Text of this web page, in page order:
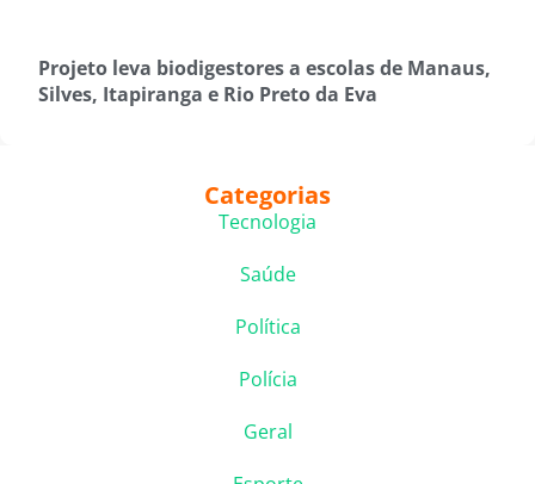
Projeto leva biodigestores a escolas de Manaus,
Silves, Itapiranga e Rio Preto da Eva
Categorias
Tecnologia
Saúde
Política
Polícia
Geral